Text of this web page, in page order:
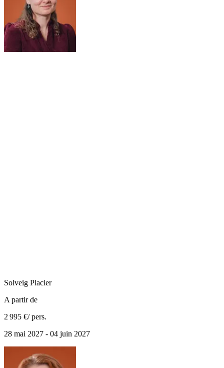
Solveig Placier
A partir de
2 995 €/ pers.
28 mai 2027 - 04 juin 2027